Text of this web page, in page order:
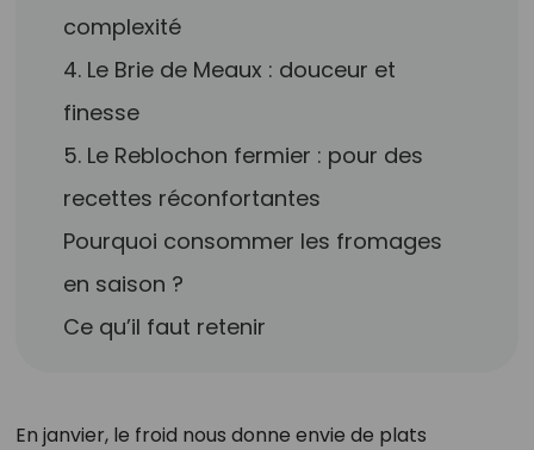
complexité
4. Le Brie de Meaux : douceur et
finesse
5. Le Reblochon fermier : pour des
recettes réconfortantes
Pourquoi consommer les fromages
en saison ?
Ce qu’il faut retenir
En janvier, le froid nous donne envie de plats